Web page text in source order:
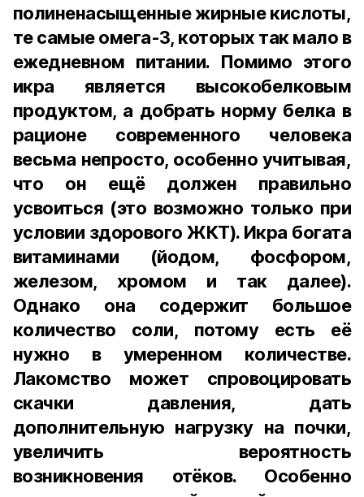
полиненасыщенные жирные кислоты,
те самые омега-3, которых так мало в
ежедневном питании. Помимо этого
икра является высокобелковым
продуктом, а добрать норму белка в
рационе современного человека
весьма непросто, особенно учитывая,
что он ещё должен правильно
усвоиться (это возможно только при
условии здорового ЖКТ). Икра богата
витаминами (йодом, фосфором,
железом, хромом и так далее).
Однако она содержит большое
количество соли, потому есть её
нужно в умеренном количестве.
Лакомство может спровоцировать
скачки давления, дать
дополнительную нагрузку на почки,
увеличить вероятность
возникновения отёков. Особенно